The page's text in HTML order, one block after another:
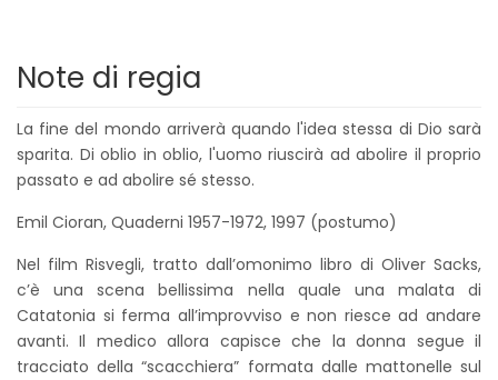
Note di regia
La fine del mondo arriverà quando l'idea stessa di Dio sarà
sparita. Di oblio in oblio, l'uomo riuscirà ad abolire il proprio
passato e ad abolire sé stesso.
Emil Cioran, Quaderni 1957-1972, 1997 (postumo)
Nel film Risvegli, tratto dall’omonimo libro di Oliver Sacks,
c’è una scena bellissima nella quale una malata di
Catatonia si ferma all’improvviso e non riesce ad andare
avanti. Il medico allora capisce che la donna segue il
tracciato della “scacchiera” formata dalle mattonelle sul